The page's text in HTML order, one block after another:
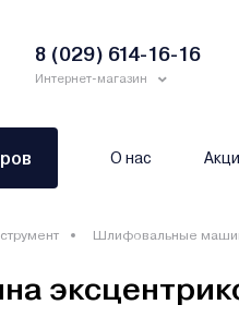
8 (029) 614-16-16
Интернет-магазин
О нас
Шлифовальные